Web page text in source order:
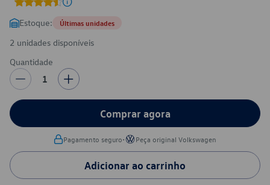
Estoque: Últimas unidades
2 unidades disponíveis
Quantidade
1
Comprar agora
Pagamento seguro• Peça original Volkswagen
Adicionar ao carrinho